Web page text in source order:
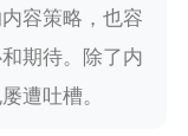
容策略，也容
期待。除了内
遭吐槽。